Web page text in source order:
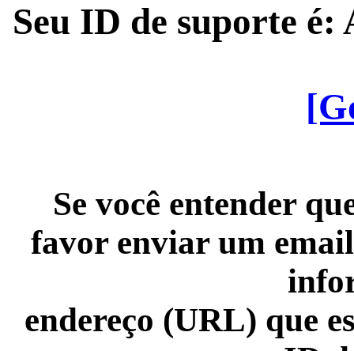
Seu ID de suporte é:
Se você entender
favor enviar um
endereço (URL) que